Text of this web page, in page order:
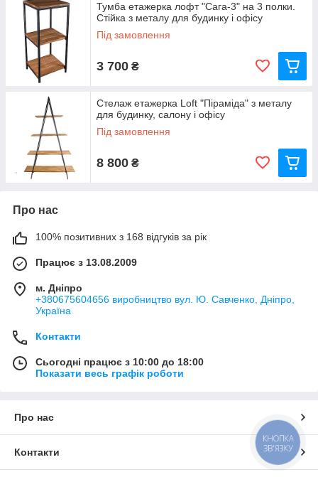
Тумба етажерка лофт "Сага-3" на 3 полки.
Стійка з металу для будинку і офісу
Під замовлення
3 700 ₴
Стелаж етажерка Loft "Піраміда" з металу
для будинку, салону і офісу
Під замовлення
8 800 ₴
Про нас
100% позитивних з 168 відгуків за рік
Працює з 13.08.2009
м. Дніпро
+380675604656 виробництво вул. Ю. Савченко, Дніпро,
Україна
Контакти
Сьогодні працює з 10:00 до 18:00
Показати весь графік роботи
Про нас
Контакти
КНОПКА
ЗВ'ЯЗКУ